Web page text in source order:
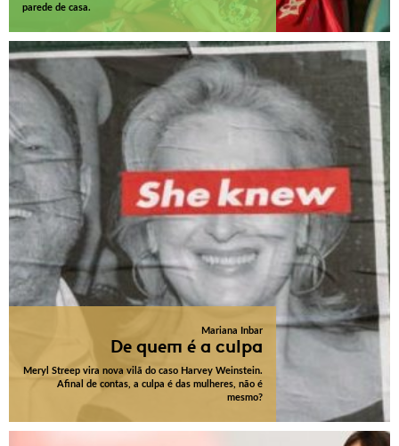
parede de casa.
Mariana Inbar
De quem é a culpa
Meryl Streep vira nova vilã do caso Harvey Weinstein.
Afinal de contas, a culpa é das mulheres, não é
mesmo?